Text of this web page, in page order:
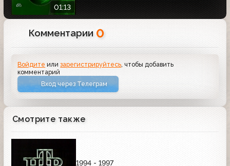
01:13
Комментарии 0
Войдите илизарегистрируйтесь, чтобы добавить
комментарий
Вход через Телеграм
Смотрите также
1994 - 1997